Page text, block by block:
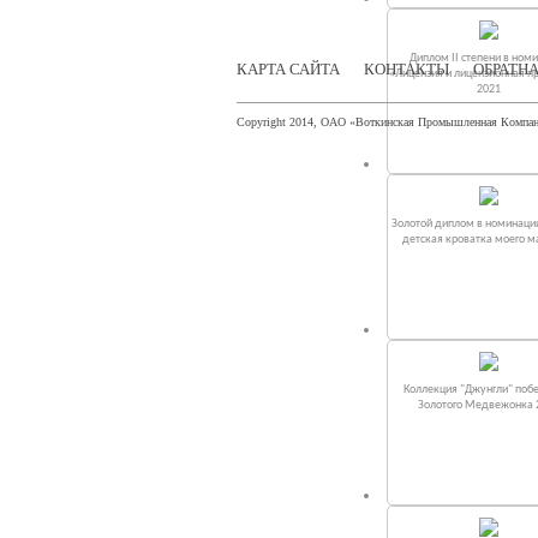
Диплом II степени в
«Лицензия и лицензионная
2021
Золотой диплом в
детская кроватка моего
Коллекция "Джунгли"
Золотого Медвежонка
КАРТА САЙТА КОНТАКТЫ
Copyright 2014, ОАО «Воткинская Промышленная